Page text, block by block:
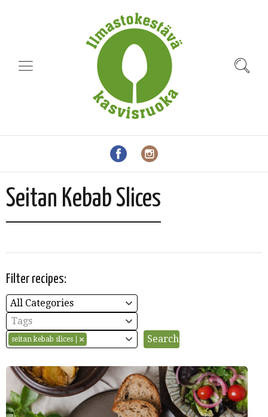
Seitan Kebab Slices
Filter recipes:
All Categories
Tags
seitan kebab slices